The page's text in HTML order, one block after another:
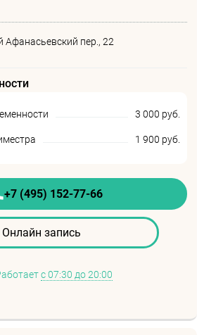
пер., 22
3 000 руб.
1 900 руб.
+7 (495) 152-77-66
Онлайн запись
с 07:30 до 20:00